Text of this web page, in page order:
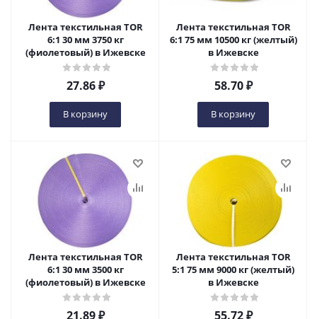
Лента текстильная TOR
6:1 30 мм 3750 кг
(фиолетовый) в Ижевске
27.86₽
В корзину
Лента текстильная TOR
6:1 75 мм 10500 кг (желтый)
в Ижевске
58.70₽
В корзину
Лента текстильная TOR
6:1 30 мм 3500 кг
(фиолетовый) в Ижевске
21.89₽
Лента текстильная TOR
5:1 75 мм 9000 кг (желтый)
в Ижевске
55.72₽